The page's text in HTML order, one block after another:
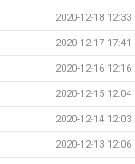
2020-12-18 12:33
2020-12-17 17:41
2020-12-16 12:16
2020-12-15 12:04
2020-12-14 12:03
2020-12-13 12:06